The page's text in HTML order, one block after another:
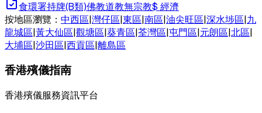
食環署持牌(B類)佛教道教無宗教$ 經濟
按地區瀏覽： 中西區|灣仔區|東區|南區|油尖旺區|深水埗區|九
龍城區|黃大仙區|觀塘區|葵青區|荃灣區|屯門區|元朗區|北區|
大埔區|沙田區|西貢區|離島區
香港殯儀指南
香港殯儀服務資訊平台